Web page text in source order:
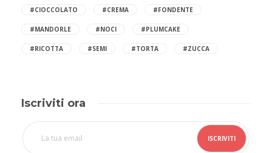
#CIOCCOLATO #CREMA #FONDENTE
#MANDORLE #NOCI #PLUMCAKE
#RICOTTA #SEMI #TORTA #ZUCCA
Iscriviti ora